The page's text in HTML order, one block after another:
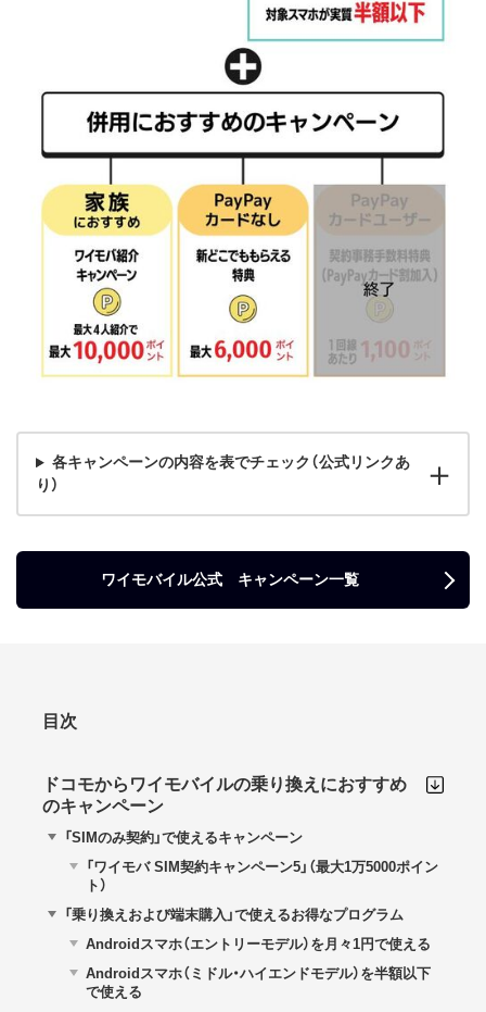
各キャンペーンの内容を表でチェック（公式リンクあ
り）
ワイモバイル公式 キャンペーン一覧
目次
ドコモからワイモバイルの乗り換えにおすすめ
のキャンペーン
「SIMのみ契約」で使えるキャンペーン
「ワイモバ SIM契約キャンペーン5」（最大1万5000ポイン
ト）
「乗り換えおよび端末購入」で使えるお得なプログラム
Androidスマホ（エントリーモデル）を月々1円で使える
Androidスマホ（ミドル・ハイエンドモデル）を半額以下
で使える